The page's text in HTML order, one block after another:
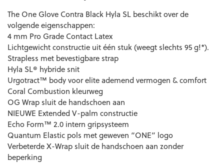
The One Glove Contra Black Hyla SL beschikt over de
volgende eigenschappen:
4 mm Pro Grade Contact Latex
Lichtgewicht constructie uit één stuk (weegt slechts 95 g!*).
Strapless met bevestigbare strap
Hyla SL® hybride snit
Urgotract™ body voor elite ademend vermogen & comfort
Coral Combustion kleurweg
OG Wrap sluit de handschoen aan
NIEUWE Extended V-palm constructie
Echo Form™ 2.0 intern gripsysteem
Quantum Elastic pols met geweven “ONE” logo
Verbeterde X-Wrap sluit de handschoen aan zonder
beperking